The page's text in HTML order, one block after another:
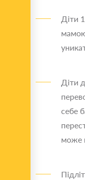
Діти
Діти
себе
може